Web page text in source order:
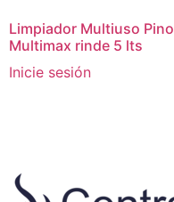
Limpiador Multiuso Pino
Multimax rinde 5 lts
Inicie sesión